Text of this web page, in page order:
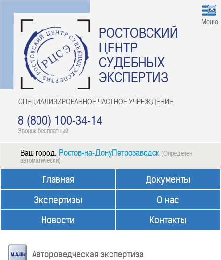
РОСТОВСКИЙ
ЦЕНТР
СУДЕБНЫХ
ЭКСПЕРТИЗ
СПЕЦИАЛИЗИРОВАННОЕ ЧАСТНОЕ УЧРЕЖДЕНИЕ
8 (800) 100-34-14
Звонок бесплатный
Меню
Ваш город: Ростов-на-ДонуПетрозаводск (Определен
автоматически)
Главная
Экспертизы
Новости
Документы
О нас
Контакты
Автороведческая экспертиза